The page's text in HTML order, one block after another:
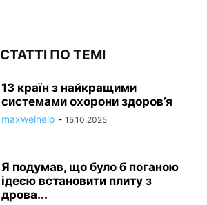
СТАТТІ ПО ТЕМІ
13 країн з найкращими
системами охорони здоров’я
maxwelhelp - 15.10.2025
Я подумав, що було б поганою
ідеєю встановити плиту з
дрова...